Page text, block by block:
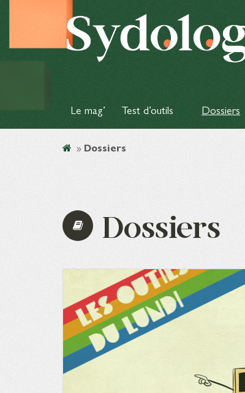
Le mag’ Test d’outils Dossiers
» Dossiers
Dossiers